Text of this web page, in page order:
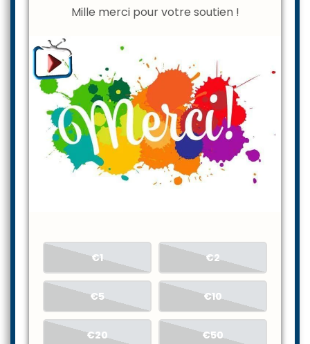
Mille merci pour votre soutien !
€1 €2
€5 €10
€20 €50